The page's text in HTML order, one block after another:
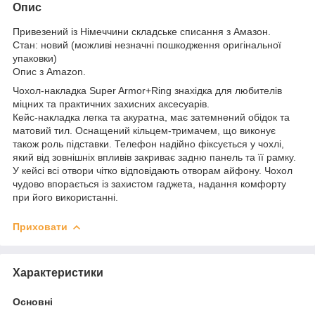
Опис
Привезений із Німеччини складське списання з Амазон.
Стан: новий (можливі незначні пошкодження оригінальної
упаковки)
Опис з Amazon.
Чохол-накладка Super Armor+Ring знахідка для любителів
міцних та практичних захисних аксесуарів.
Кейc-накладка легка та акуратна, має затемнений обідок та
матовий тил. Оснащений кільцем-тримачем, що виконує
також роль підставки. Телефон надійно фіксується у чохлі,
який від зовнішніх впливів закриває задню панель та її рамку.
У кейсі всі отвори чітко відповідають отворам айфону. Чохол
чудово впорається із захистом гаджета, надання комфорту
при його використанні.
Приховати
Характеристики
Основні